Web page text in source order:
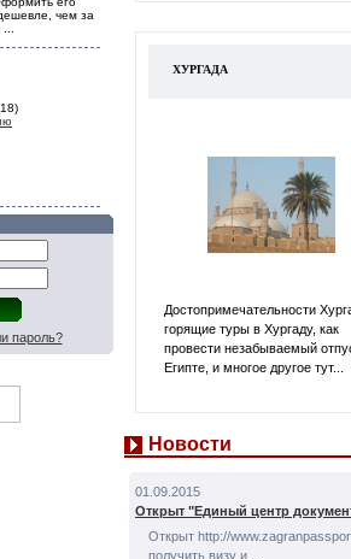
чем за
пароль?
ХУРГАДА
Достопримечательности
горящие туры в Хургаду, как
провести незабываемый
Египте, и многое другое тут...
Новости
01.09.2015
Открыт "Единый центр
Открыт http://
получить визу и ...